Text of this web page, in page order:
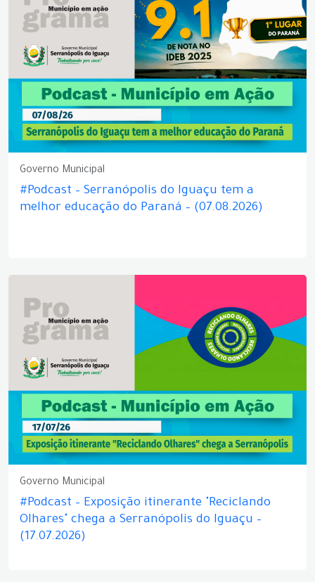
Governo Municipal
#Podcast – Serranópolis do Iguaçu tem a
melhor educação do Paraná – (07.08.2026)
Governo Municipal
#Podcast – Exposição itinerante "Reciclando
Olhares" chega a Serranópolis do Iguaçu –
(17.07.2026)